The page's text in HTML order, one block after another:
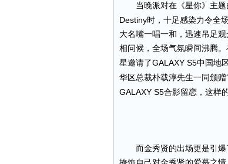
当晚派对在《星你》主
Destiny时，十足感染力令全
大名嘴一唱一和，迅速吊足
相问候，全场气氛瞬间沸腾
星邀请了GALAXY S5中国地
华区总裁朴载淳先生一同颁赠
GALAXY S5合影留恋，这样
而金秀贤的出场更是引